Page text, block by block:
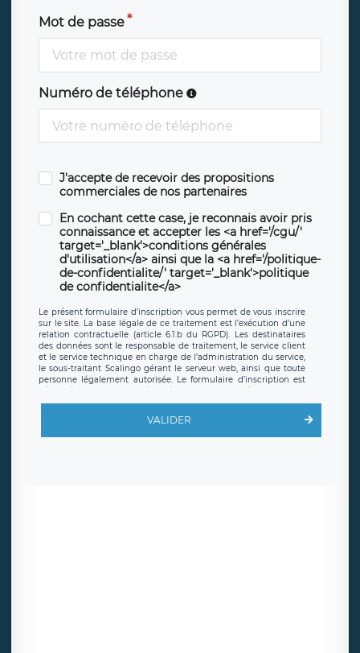
Mot de passe
Numéro de téléphone
J'accepte de recevoir des propositions
commerciales de nos partenaires
En cochant cette case, je reconnais avoir pris
connaissance et accepter les <a href='/cgu/'
target='_blank'>conditions générales
d'utilisation</a> ainsi que la <a href='/politique-
de-confidentialite/' target='_blank'>politique
de confidentialite</a>
Le présent formulaire d’inscription vous permet de vous inscrire
sur le site. La base légale de ce traitement est l’exécution d’une
relation contractuelle (article 6.1.b du RGPD). Les destinataires
des données sont le responsable de traitement, le service client
et le service technique en charge de l’administration du service,
le sous-traitant Scalingo gérant le serveur web, ainsi que toute
personne légalement autorisée. Le formulaire d’inscription est
offrant desclauses de protection conformes au RGPD. Les
en sollicite la suppression, étant entendu que vous pouvez
demander la suppression de vos données et retirer votre
VALIDER